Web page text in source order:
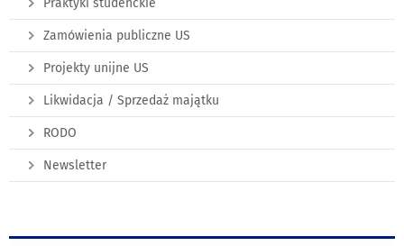
Praktyki studenckie
Zamówienia publiczne US
Projekty unijne US
Likwidacja / Sprzedaż majątku
RODO
Newsletter